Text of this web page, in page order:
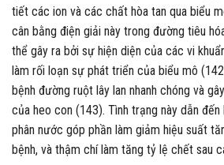
tiết các ion và các chất hòa tan qua biểu
cân bằng điện giải này trong đường tiêu
thể gây ra bởi sự hiện diện của các vi
làm rối loạn sự phát triển của biểu mô
bệnh đường ruột lây lan nhanh chóng và
của heo con (143). Tình trạng này dẫn
phân nước góp phần làm giảm hiệu suất
bệnh, và thậm chí làm tăng tỷ lệ chết sau